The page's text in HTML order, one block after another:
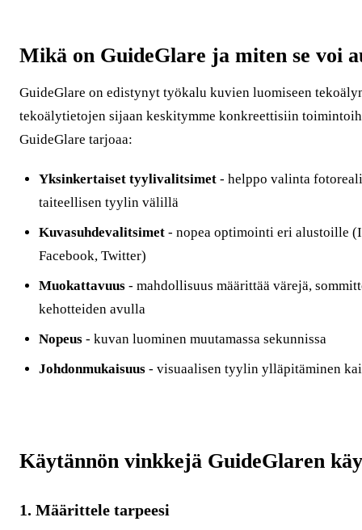
Mikä on GuideGlare ja miten se voi
GuideGlare on edistynyt työkalu kuvien luomiseen
tekoälytietojen sijaan keskitymme konkreettisiin
GuideGlare tarjoaa:
Yksinkertaiset tyylivalitsimet - helppo valinta
taiteellisen tyylin välillä
Kuvasuhdevalitsimet - nopea optimointi eri alustoille
Facebook, Twitter)
Muokattavuus - mahdollisuus määrittää värejä,
kehotteiden avulla
Nopeus - kuvan luominen muutamassa sekunnissa
Johdonmukaisuus - visuaalisen tyylin ylläpitäminen
Käytännön vinkkejä GuideGlaren
1. Määrittele tarpeesi